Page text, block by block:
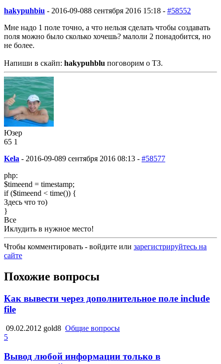
hakypuhbiu - 2016-09-088 сентября 2016 15:18 - #58552
Мне надо 1 поле точно, а что нельзя сделать чтобы создавать
поля можно было сколько хочешь? малоли 2 понадобится, но
не более.
Напиши в скайп: hakypuhblu поговорим о ТЗ.
Юзер
65 1
Kela - 2016-09-089 сентября 2016 08:13 - #58577
php:
$timeend = timestamp;
if ($timeend < time()) {
Здесь что то)
}
Все
Иклудить в нужное место!
Чтобы комментировать - войдите или зарегистрируйтесь на
сайте
Похожие вопросы
Как вывести через дополнительное поле include
file
09.02.2012 gold8 Общие вопросы
5
Вывод любой информации только в